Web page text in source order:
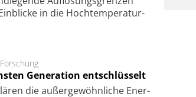
in die Hoch­tempe­ra­tur­
Forschung
Generation entschlüsselt
die außer­ge­wöhn­li­che Ener­